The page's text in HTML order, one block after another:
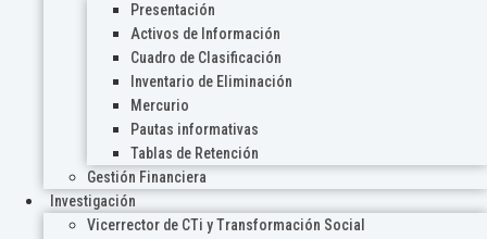
Presentación
Activos de Información
Cuadro de Clasificación
Inventario de Eliminación
Mercurio
Pautas informativas
Tablas de Retención
Gestión Financiera
Investigación
Vicerrector de CTi y Transformación Social